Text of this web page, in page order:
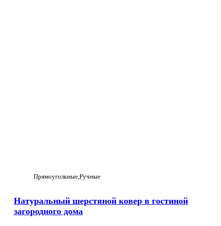
Прямоугольные Ручные
Натуральный шерстяной ковер в гостиной
загородного дома